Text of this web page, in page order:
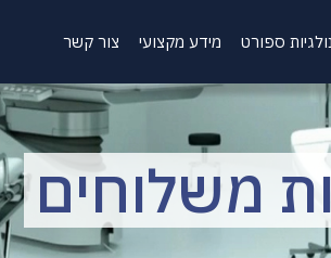
ספורט מידע מקצועי צור קשר
משלוחים